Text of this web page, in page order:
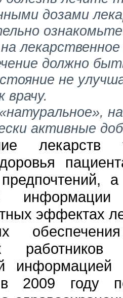
дозами
должно
не
врачу.
активные
лекарств
эффектах
в 2009 году